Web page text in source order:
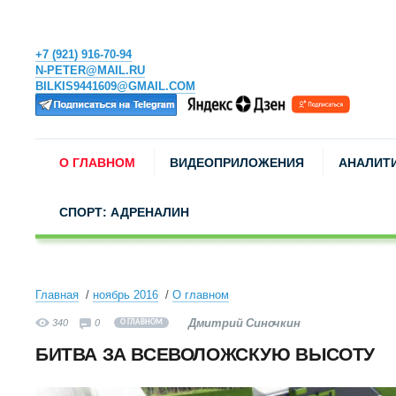
+7 (921) 916-70-94
N-PETER@MAIL.RU
BILKIS9441609@GMAIL.COM
О ГЛАВНОМ ВИДЕОПРИЛОЖЕНИЯ
СПОРТ: АДРЕНАЛИН
Главная ноябрь 2016 О главном
340 0 О ГЛАВНОМ Дмитрий Синочкин
БИТВА ЗА ВСЕВОЛОЖСКУЮ ВЫСОТУ